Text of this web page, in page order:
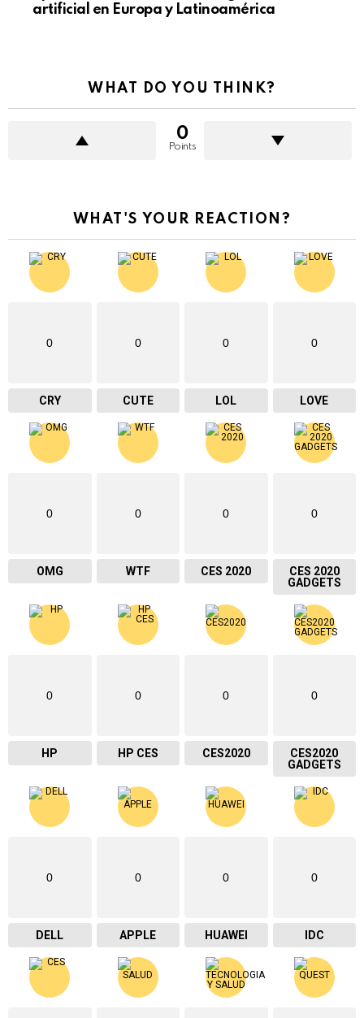
artificial en Europa y Latinoamérica
WHAT DO YOU THINK?
0
Points
WHAT'S YOUR REACTION?
0
CRY
0
CUTE
0
LOL
0
LOVE
0
OMG
0
WTF
0
CES 2020
0
CES 2020
GADGETS
0
HP
0
HP CES
0
CES2020
0
CES2020
GADGETS
0
DELL
0
APPLE
0
HUAWEI
0
IDC